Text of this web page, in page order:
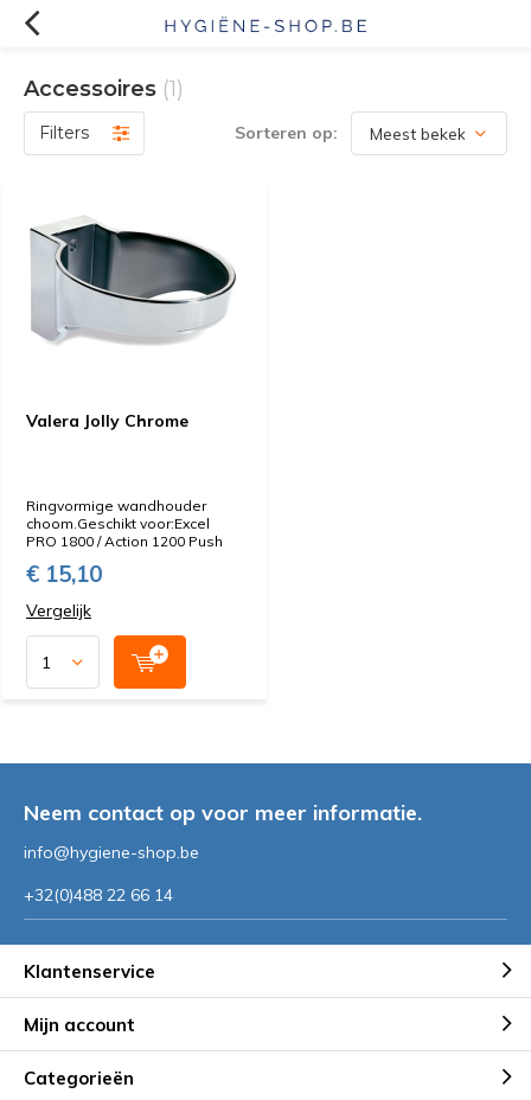
Accessoires (1)
Filters Sorteren op:
Valera Jolly Chrome
Ringvormige wandhouder
choom.Geschikt voor:Excel
PRO 1800 / Action 1200 Push
€ 15,10
Vergelijk
Neem contact op voor meer informatie.
info@hygiene-shop.be
+32(0)488 22 66 14
Klantenservice
Mijn account
Categorieën